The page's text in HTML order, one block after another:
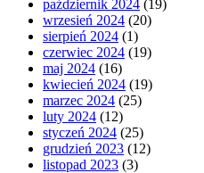
październik 2024 (19)
wrzesień 2024 (20)
sierpień 2024 (1)
czerwiec 2024 (19)
maj 2024 (16)
kwiecień 2024 (19)
marzec 2024 (25)
luty 2024 (12)
styczeń 2024 (25)
grudzień 2023 (12)
listopad 2023 (3)